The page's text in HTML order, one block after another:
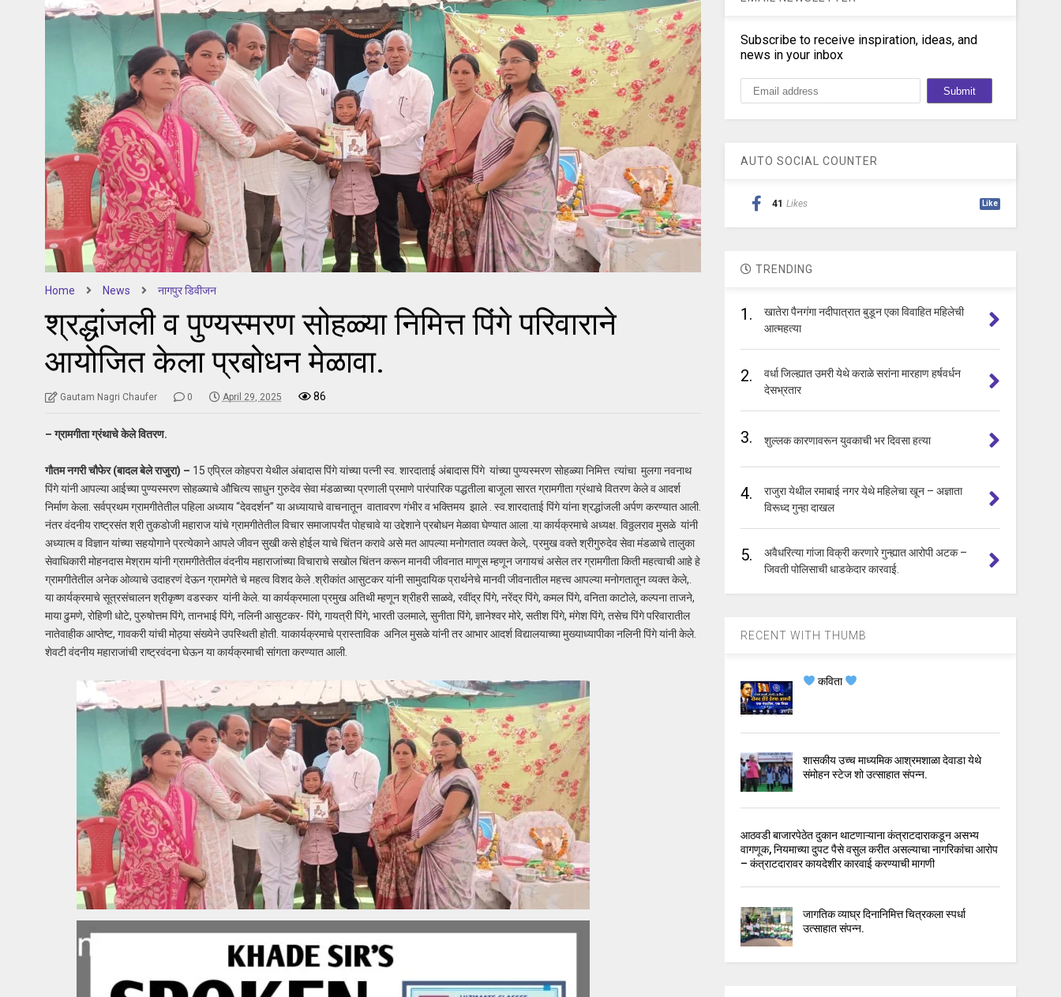
Home News नागपुर डिवीजन
श्रद्धांजली व पुण्यस्मरण सोहळ्या निमित्त पिंगे परिवाराने
आयोजित केला प्रबोधन मेळावा.
Gautam Nagri Chaufer 0 April 29, 2025 86
– ग्रामगीता ग्रंथाचे केले वितरण.
गौतम नगरी चौफेर (बादल बेले राजुरा) – 15 एप्रिल कोहपरा येथील अंबादास पिंगे यांच्या पत्नी स्व. शारदाताई अंबादास पिंगे यांच्या पुण्यस्मरण सोहळ्या निमित्त त्यांचा मुलगा नवनाथ
पिंगे यांनी आपल्या आईच्या पुण्यस्मरण सोहळ्याचे औचित्य साधुन गुरुदेव सेवा मंडळाच्या प्रणाली प्रमाणे पारंपारिक पद्धतीला बाजूला सारत ग्रामगीता ग्रंथाचे वितरण केले व आदर्श
निर्माण केला. सर्वप्रथम ग्रामगीतेतील पहिला अध्याय “देवदर्शन” या अध्यायाचे वाचनातून वातावरण गंभीर व भक्तिमय झाले . स्व.शारदाताई पिंगे यांना श्रद्धांजली अर्पण करण्यात आली.
नंतर वंदनीय राष्ट्रसंत श्री तुकडोजी महाराज यांचे ग्रामगीतेतील विचार समाजापर्यंत पोहचावे या उद्देशाने प्रबोधन मेळावा घेण्यात आला .या कार्यक्रमाचे अध्यक्ष. विठ्ठलराव मुसळे यांनी
अध्यात्म व विज्ञान यांच्या सहयोगाने प्रत्येकाने आपले जीवन सुखी कसे होईल याचे चिंतन करावे असे मत आपल्या मनोगतात व्यक्त केले,. प्रमुख वक्ते श्रीगुरुदेव सेवा मंडळाचे तालुका
सेवाधिकारी मोहनदास मेश्राम यांनी ग्रामगीतेतील वंदनीय महाराजांच्या विचाराचे सखोल चिंतन करून मानवी जीवनात माणूस म्हणून जगायचं असेल तर ग्रामगीता किती महत्वाची आहे हे
ग्रामगीतेतील अनेक ओव्याचे उदाहरणं देऊन ग्रामगेते चे महत्व विशद केले .श्रीकांत आसुटकर यांनी सामुदायिक प्रार्थनेचे मानवी जीवनातील महत्त्व आपल्या मनोगतातून व्यक्त केले,.
या कार्यक्रमाचे सूत्रसंचालन श्रीकृष्ण वडस्कर यांनी केले. या कार्यक्रमाला प्रमुख अतिथी म्हणून श्रीहरी साळवे, रवींद्र पिंगे, नरेंद्र पिंगे, कमल पिंगे, वनिता काटोले, कल्पना ताजने,
माया ढुमणे, रोहिणी धोटे, पुरुषोत्तम पिंगे, तानभाई पिंगे, नलिनी आसुटकर- पिंगे, गायत्री पिंगे, भारती उलमाले, सुनीता पिंगे, ज्ञानेश्वर मोरे, सतीश पिंगे, मंगेश पिंगे, तसेच पिंगे परिवारातील
नातेवाहीक आप्तेष्ट, गावकरी यांची मोठ्या संख्येने उपस्थिती होती. याकार्यक्रमाचे प्रास्ताविक अनिल मुसळे यांनी तर आभार आदर्श विद्यालयाच्या मुख्याध्यापीका नलिनी पिंगे यांनी केले.
शेवटी वंदनीय महाराजांची राष्ट्रवंदना घेऊन या कार्यक्रमाची सांगता करण्यात आली.
Subscribe to receive inspiration, ideas, and
news in your inbox
AUTO SOCIAL COUNTER
41 Likes Like
TRENDING
1.
खातेरा पैनगंगा नदीपात्रात बुडून एका विवाहित महिलेची
आत्महत्या
2.
वर्धा जिल्ह्यात उमरी येथे कराळे सरांना मारहाण हर्षवर्धन
देसभ्रतार
3. शुल्लक कारणावरून युवकाची भर दिवसा हत्या
4.
राजुरा येथील रमाबाई नगर येथे महिलेचा खून – अज्ञाता
विरूध्द गुन्हा दाखल
5.
अवैधरित्या गांजा विक्री करणारे गुन्ह्यात आरोपी अटक –
जिवती पोलिसाची धाडकेदार कारवाई.
RECENT WITH THUMB
कविता
शासकीय उच्च माध्यमिक आश्रमशाळा देवाडा येथे
संमोहन स्टेज शो उत्साहात संपन्न.
आठवडी बाजारपेठेत दुकान थाटणाऱ्याना कंत्राटदाराकडून असभ्य
वागणूक, नियमाच्या दुपट पैसे वसुल करीत असल्याचा नागरिकांचा आरोप
– कंत्राटदारावर कायदेशीर कारवाई करण्याची मागणी
जागतिक व्याघ्र दिनानिमित्त चित्रकला स्पर्धा
उत्साहात संपन्न.